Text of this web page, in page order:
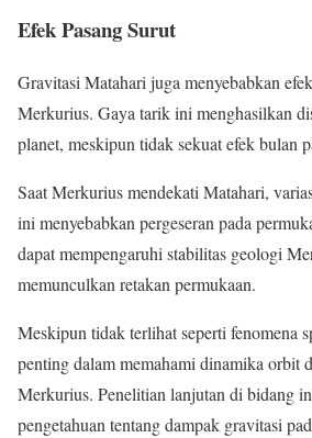
Efek Pasang Surut
Gravitasi Matahari juga menyebabkan
Merkurius. Gaya tarik ini menghasilkan
planet, meskipun tidak sekuat efek bulan
Saat Merkurius mendekati Matahari,
ini menyebabkan pergeseran pada
dapat mempengaruhi stabilitas geologi
memunculkan retakan permukaan.
Meskipun tidak terlihat seperti fenomena
penting dalam memahami dinamika orbit
Merkurius. Penelitian lanjutan di bidang
pengetahuan tentang dampak gravitasi